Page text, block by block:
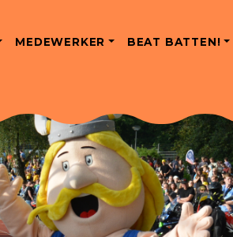
MEDEWERKER BEAT BATTEN!